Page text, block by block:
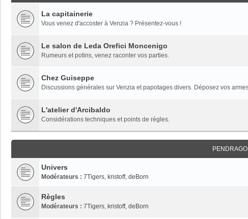
La capitainerie
Vous venez d'accoster à Venzia ? Présentez-vous !
Le salon de Leda Orefici Moncenigo
Rumeurs et potins, venez raconter vos parties.
Chez Guiseppe
Discussions générales sur Venzia et papotages divers. Déposez vos
L'atelier d'Arcibaldo
Considérations techniques et points de règles.
Univers
Modérateurs : 7Tigers, kristoff, deBorn
Règles
Modérateurs : 7Tigers, kristoff, deBorn